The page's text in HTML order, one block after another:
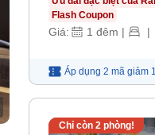
Flash Coupon
Giá: 1 đêm | |
Áp dụng 2 mã giảm
Chỉ còn 2phòng!